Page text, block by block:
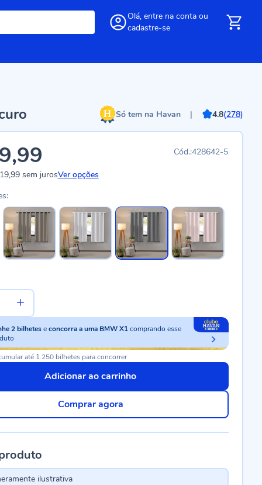
Olá, entre na conta ou
cadastre-se
Só tem na Havan | 4.8(278)
428642-5
sem jurosVer opções
2 bilhetes econcorra a uma BMW X1comprando esse
até 1.250 bilhetes para concorrer
Adicionar ao carrinho
Comprar agora
ilustrativa